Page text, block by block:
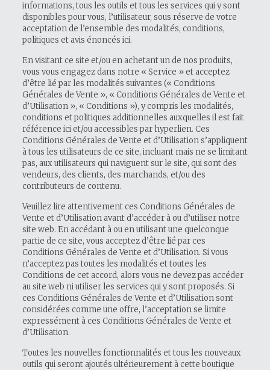
informations, tous les outils et tous les services qui y sont
disponibles pour vous, l’utilisateur, sous réserve de votre
acceptation de l’ensemble des modalités, conditions,
politiques et avis énoncés ici.
En visitant ce site et/ou en achetant un de nos produits,
vous vous engagez dans notre « Service » et acceptez
d’être lié par les modalités suivantes (« Conditions
Générales de Vente », « Conditions Générales de Vente et
d’Utilisation », « Conditions »), y compris les modalités,
conditions et politiques additionnelles auxquelles il est fait
référence ici et/ou accessibles par hyperlien. Ces
Conditions Générales de Vente et d’Utilisation s’appliquent
à tous les utilisateurs de ce site, incluant mais ne se limitant
pas, aux utilisateurs qui naviguent sur le site, qui sont des
vendeurs, des clients, des marchands, et/ou des
contributeurs de contenu.
Veuillez lire attentivement ces Conditions Générales de
Vente et d’Utilisation avant d’accéder à ou d’utiliser notre
site web. En accédant à ou en utilisant une quelconque
partie de ce site, vous acceptez d’être lié par ces
Conditions Générales de Vente et d’Utilisation. Si vous
n’acceptez pas toutes les modalités et toutes les
Conditions de cet accord, alors vous ne devez pas accéder
au site web ni utiliser les services qui y sont proposés. Si
ces Conditions Générales de Vente et d’Utilisation sont
considérées comme une offre, l’acceptation se limite
expressément à ces Conditions Générales de Vente et
d’Utilisation.
Toutes les nouvelles fonctionnalités et tous les nouveaux
outils qui seront ajoutés ultérieurement à cette boutique